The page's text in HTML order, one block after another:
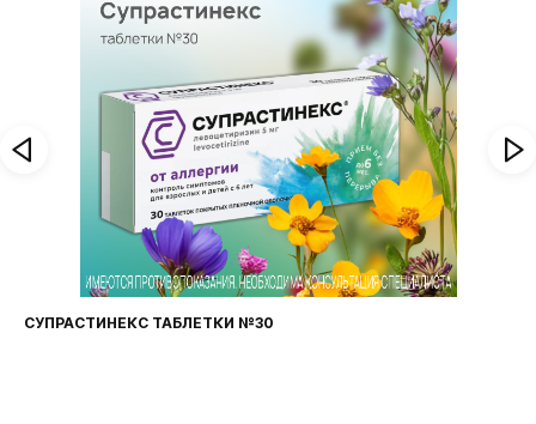
СУПРАСТИНЕКС ТАБЛЕТКИ №30